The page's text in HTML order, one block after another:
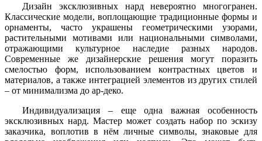
Дизайн эксклюзивных нард невероятно многогранен.
Классические модели, воплощающие традиционные формы и
орнаменты, часто украшены геометрическими узорами,
растительными мотивами или национальными символами,
отражающими культурное наследие разных народов.
Современные же дизайнерские решения могут поразить
смелостью форм, использованием контрастных цветов и
материалов, а также интеграцией элементов из других стилей
– от минимализма до ар-деко.
Индивидуализация – еще одна важная особенность
эксклюзивных нард. Мастер может создать набор по эскизу
заказчика, воплотив в нём личные символы, знаковые для